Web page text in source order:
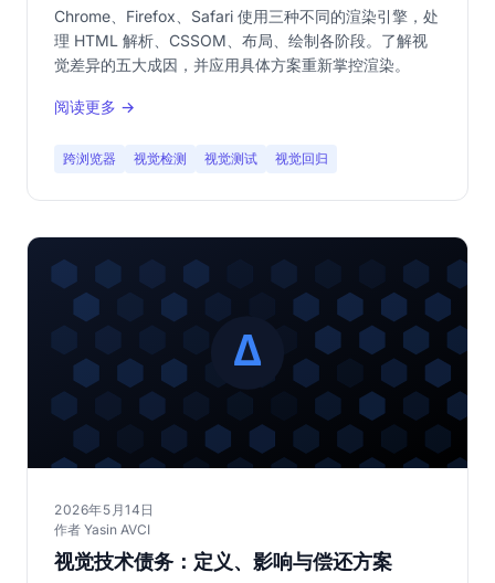
Chrome、Firefox、Safari 使用三种不同的渲染引擎，处
理 HTML 解析、CSSOM、布局、绘制各阶段。了解视
觉差异的五大成因，并应用具体方案重新掌控渲染。
阅读更多 →
跨浏览器 视觉检测 视觉测试 视觉回归
2026年5月14日
作者 Yasin AVCI
视觉技术债务：定义、影响与偿还方案